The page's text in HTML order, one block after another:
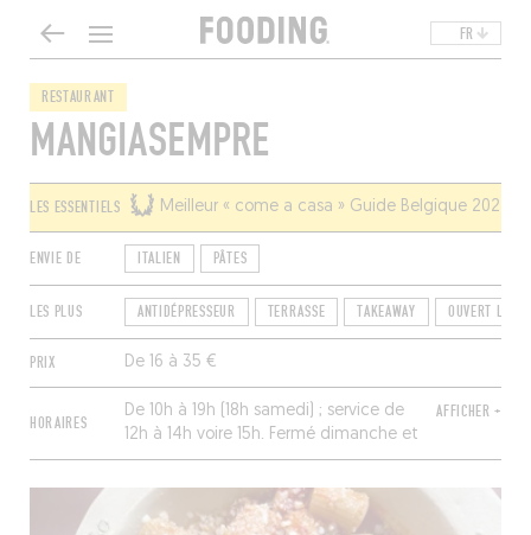
FR
RESTAURANT
MANGIASEMPRE
LES ESSENTIELS Meilleur « come a casa » Guide Belgique 2024
ENVIE DE ITALIEN PÂTES
LES PLUS ANTIDÉPRESSEUR TERRASSE TAKEAWAY OUVERT LE
PRIX De 16 à 35 €
HORAIRES
De 10h à 19h (18h samedi)
; service de
12h à 14h voire 15h. Fermé dimanche et
lundi.
AFFICHER +